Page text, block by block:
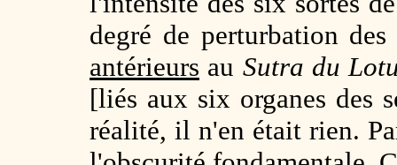
degré de perturbation
antérieurs au Sutra du
[liés aux six organes des
réalité, il n'en était rien.